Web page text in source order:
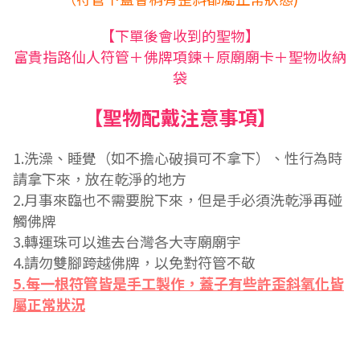
【下單後會收到的聖物】
富貴指路仙人符管＋佛牌項鍊＋原廟廟卡＋聖物收納
袋
【聖物配戴注意事項】
1.洗澡、睡覺（如不擔心破損可不拿下）、性行為時
請拿下來，放在乾淨的地方
2.月事來臨也不需要脫下來，但是手必須洗乾淨再碰
觸佛牌
3.轉運珠可以進去台灣各大寺廟廟宇
4.請勿雙腳跨越佛牌，以免對符管不敬
5.每一根符管皆是手工製作，蓋子有些許歪斜氧化皆
屬正常狀況